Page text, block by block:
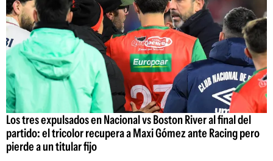
Los tres expulsados en Nacional vs Boston River al final del
partido: el tricolor recupera a Maxi Gómez ante Racing pero
pierde a un titular fijo